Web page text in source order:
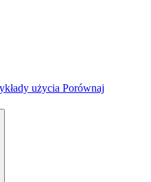
użycia Porównaj